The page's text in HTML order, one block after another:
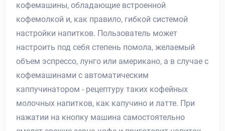
кофемашины, обладающие встроенной
кофемолкой и, как правило, гибкой системой
настройки напитков. Пользователь может
настроить под себя степень помола, желаемый
объем эспрессо, лунго или американо, а в случае с
кофемашинами с автоматическим
каппучинатором - рецептуру таких кофейных
молочных напитков, как капучино и латте. При
нажатии на кнопку машина самостоятельно